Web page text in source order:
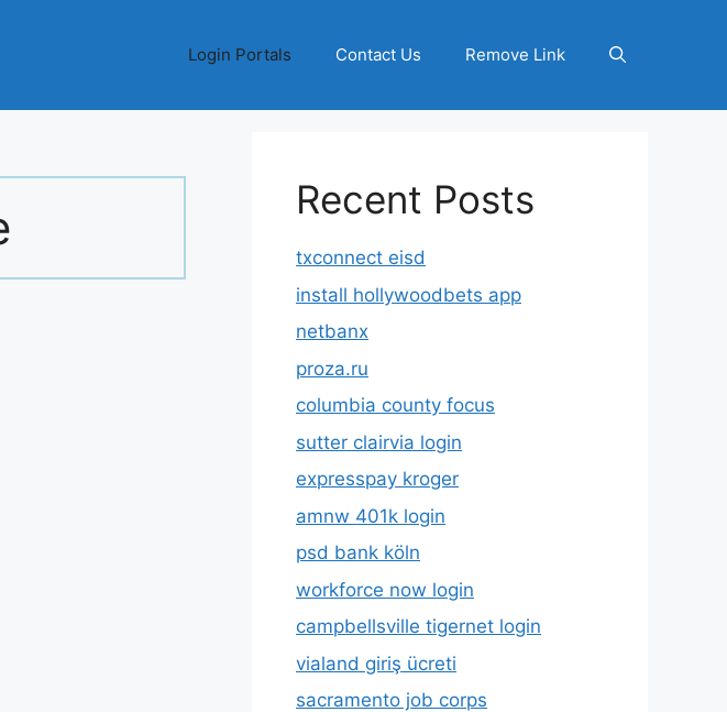
Login Portals Contact Us Remove Link
Recent Posts
txconnect eisd
install hollywoodbets app
netbanx
proza.ru
columbia county focus
sutter clairvia login
expresspay kroger
amnw 401k login
psd bank köln
workforce now login
campbellsville tigernet login
vialand giriş ücreti
sacramento job corps